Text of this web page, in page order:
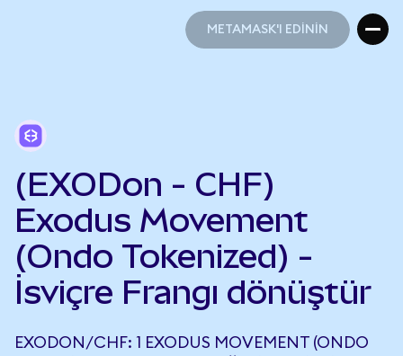
METAMASK'I EDİNİN
(EXODon - CHF)
Exodus Movement
(Ondo Tokenized) -
İsviçre Frangı dönüştür
EXODON/CHF: 1 EXODUS MOVEMENT (ONDO